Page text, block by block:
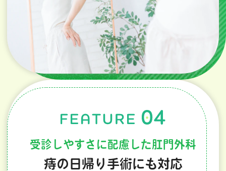
受診しやすさに配慮した肛門外科
痔の日帰り手術にも対応